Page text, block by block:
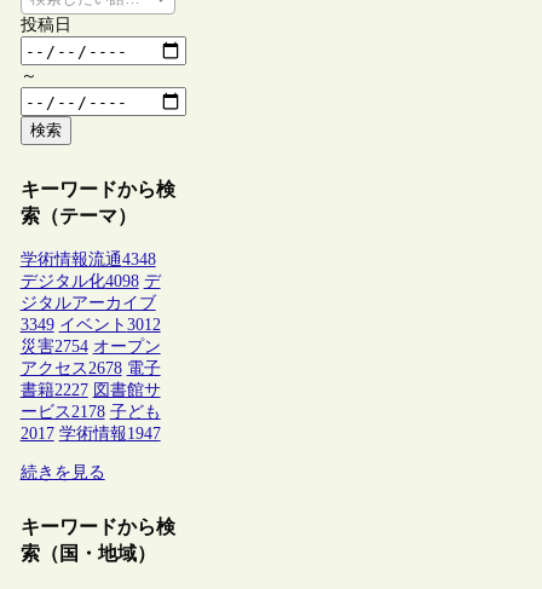
投稿日
～
検索
キーワードから検
索（テーマ）
学術情報流通4348
デジタル化4098 デ
ジタルアーカイブ
3349 イベント 3012
災害2754 オープン
アクセス2678 電子
書籍2227 図書館サ
ービス2178 子ども
2017 学術情報1947
続きを見る
キーワードから検
索（国・地域）